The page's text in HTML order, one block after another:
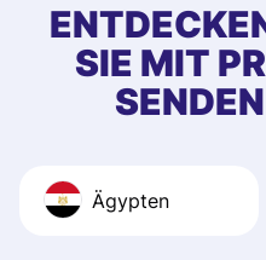
SIE MIT
Ägypten